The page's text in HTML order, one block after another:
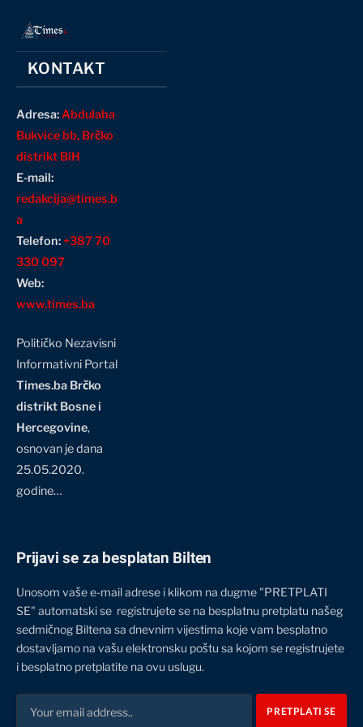
KONTAKT
Adresa:Abdulaha
Bukvice bb, Brčko
distrikt BiH
E-mail:
redakcija@times.b
a
Telefon:+387 70
330 097
Web:
www.times.ba
Političko Nezavisni
Informativni Portal
Times.ba Brčko
distrikt Bosne i
Hercegovine,
osnovan je dana
25.05.2020.
godine…
Prijavi se za besplatan Bilten
Unosom vaše e-mail adrese i klikom na dugme "PRETPLATI
SE" automatski se registrujete se na besplatnu pretplatu našeg
sedmičnog Biltena sa dnevnim vijestima koje vam besplatno
dostavljamo na vašu elektronsku poštu sa kojom se registrujete
i besplatno pretplatite na ovu uslugu.